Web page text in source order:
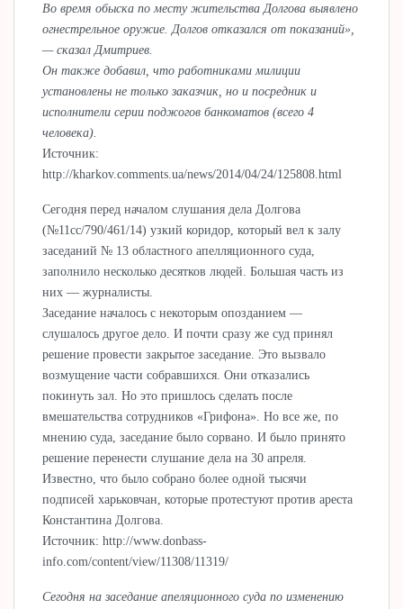
Во время обыска по месту жительства Долгова выявлено
огнестрельное оружие. Долгов отказался от показаний»,
— сказал Дмитриев.
Он также добавил, что работниками милиции
установлены не только заказчик, но и посредник и
исполнители серии поджогов банкоматов (всего 4
человека).
Источник:
http://kharkov.comments.ua/news/2014/04/24/125808.html
Сегодня перед началом слушания дела Долгова
(№11сс/790/461/14) узкий коридор, который вел к залу
заседаний № 13 областного апелляционного суда,
заполнило несколько десятков людей. Большая часть из
них — журналисты.
Заседание началось с некоторым опозданием —
слушалось другое дело. И почти сразу же суд принял
решение провести закрытое заседание. Это вызвало
возмущение части собравшихся. Они отказались
покинуть зал. Но это пришлось сделать после
вмешательства сотрудников «Грифона». Но все же, по
мнению суда, заседание было сорвано. И было принято
решение перенести слушание дела на 30 апреля.
Известно, что было собрано более одной тысячи
подписей харьковчан, которые протестуют против ареста
Константина Долгова.
Источник: http://www.donbass-
info.com/content/view/11308/11319/
Сегодня на заседание апеляционного суда по изменению